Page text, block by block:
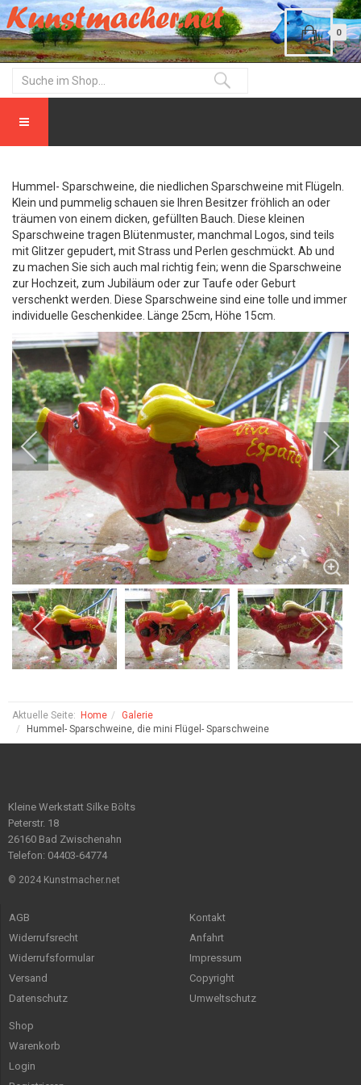
0
Hummel- Sparschweine, die niedlichen Sparschweine mit Flügeln.
Klein und pummelig schauen sie Ihren Besitzer fröhlich an oder
träumen von einem dicken, gefüllten Bauch. Diese kleinen
Sparschweine tragen Blütenmuster, manchmal Logos, sind teils
mit Glitzer gepudert, mit Strass und Perlen geschmückt. Ab und
zu machen Sie sich auch mal richtig fein; wenn die Sparschweine
zur Hochzeit, zum Jubiläum oder zur Taufe oder Geburt
verschenkt werden. Diese Sparschweine sind eine tolle und immer
individuelle Geschenkidee. Länge 25cm, Höhe 15cm.
Aktuelle Seite: Home
Galerie
Hummel- Sparschweine, die mini Flügel- Sparschweine
Kleine Werkstatt Silke Bölts
Peterstr. 18
26160 Bad Zwischenahn
Telefon: 04403-64774
© 2024 Kunstmacher.net
AGB
Widerrufsrecht
Widerrufsformular
Versand
Datenschutz
Kontakt
Anfahrt
Impressum
Copyright
Umweltschutz
Shop
Warenkorb
Login